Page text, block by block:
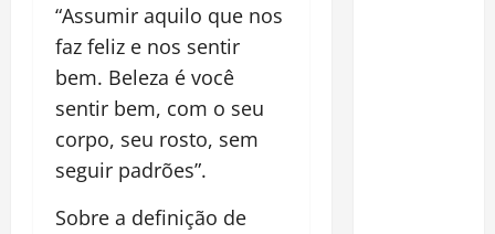
“Assumir aquilo que nos
faz feliz e nos sentir
bem. Beleza é você
sentir bem, com o seu
corpo, seu rosto, sem
seguir padrões”.
Sobre a definição de